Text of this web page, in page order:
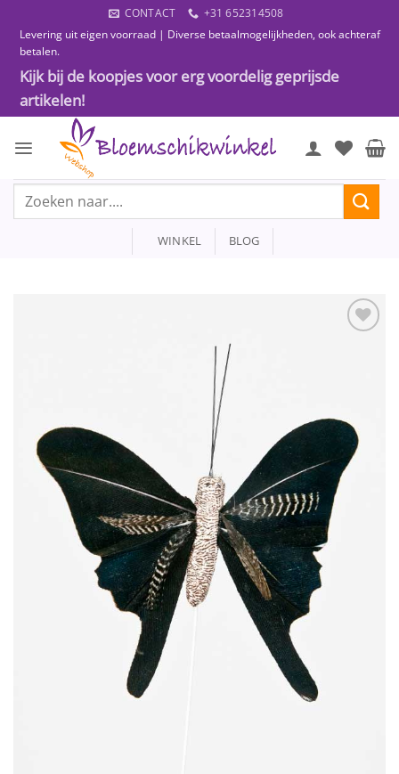
naar
inhoud
CONTACT
+31 652314508
Levering uit eigen voorraad | Diverse betaalmogelijkheden, ook achteraf
betalen.
Kijk bij de koopjes voor erg voordelig geprijsde
artikelen!
Zoeken
WINKEL BLOG